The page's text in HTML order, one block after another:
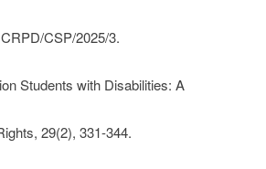
CSP/2025/3.
Students with Disabilities: A
29(2), 331-344.